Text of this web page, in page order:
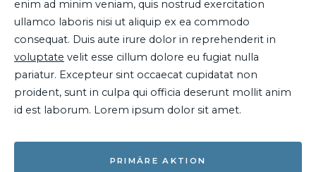
enim ad minim veniam, quis nostrud exercitation
ullamco laboris nisi ut aliquip ex ea commodo
consequat. Duis aute irure dolor in reprehenderit in
voluptate velit esse cillum dolore eu fugiat nulla
pariatur. Excepteur sint occaecat cupidatat non
proident, sunt in culpa qui officia deserunt mollit anim
id est laborum. Lorem ipsum dolor sit amet.
PRIMÄRE AKTION